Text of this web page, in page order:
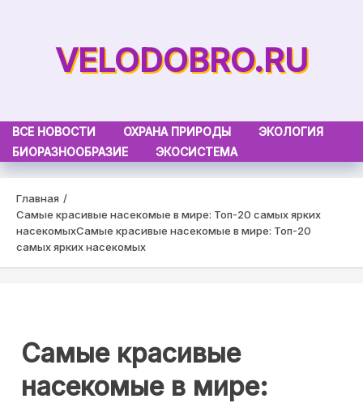
VELODOBRO.RU
ВСЕ НОВОСТИ ОХРАНА ПРИРОДЫ
ЭКОЛОГИЯ
БИОРАЗНООБРАЗИЕ
ЭКОСИСТЕМА
Главная
Самые красивые насекомые в мире: Топ-20 самых ярких
насекомыхСамые красивые насекомые в мире: Топ-20
самых ярких насекомых
Самые красивые
насекомые в мире: